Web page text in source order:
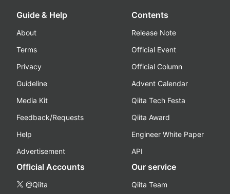
Guide & Help
About
Terms
Privacy
Guideline
Media Kit
Feedback/Requests
Help
Advertisement
Contents
Release Note
Official Event
Official Column
Advent Calendar
Qiita Tech Festa
Qiita Award
Engineer White Paper
API
Official Accounts
@Qiita
Our service
Qiita Team